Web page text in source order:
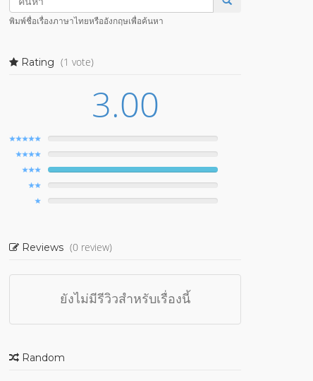
พิมพ์ชื่อเรื่องภาษาไทยหรืออังกฤษเพื่อค้นหา
Rating (1 vote)
3.00
Reviews (0 review)
ยังไม่มีรีวิวสำหรับเรื่องนี้
Random